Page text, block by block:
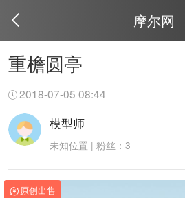
摩尔网
重檐圆亭
2018-07-05 08:44
模型师
未知位置 | 粉丝：3
原创出售